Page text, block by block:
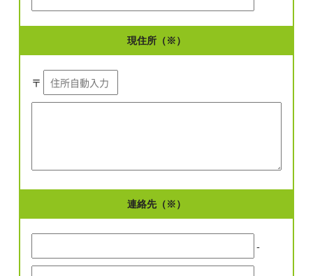
現住所（※）
〒
連絡先（※）
-